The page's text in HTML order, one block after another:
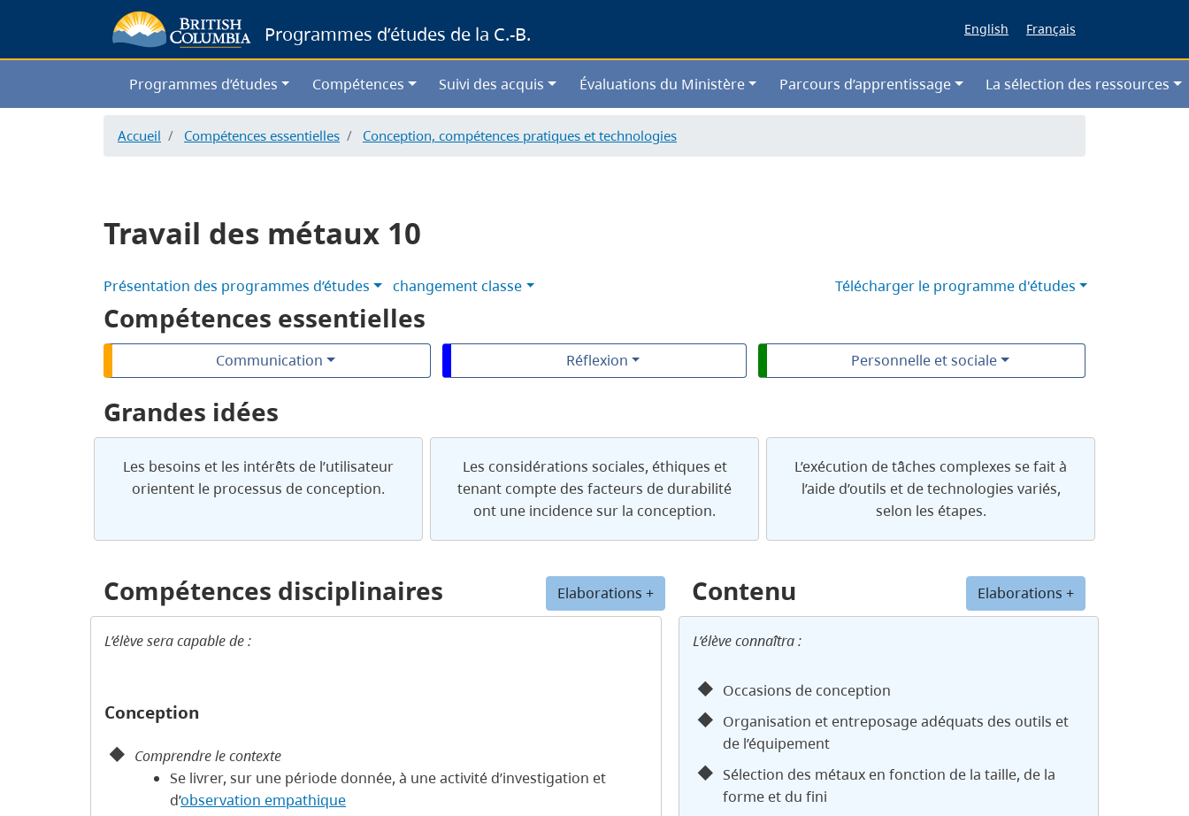
main
content
Programmes d’études de la C.-B. English Français
Programmes d’études Compétences Suivi des acquis Évaluations du Ministère Parcours d’apprentissage La sélection des ressources
Accueil Compétences essentielles Conception, compétences pratiques et technologies
Travail des métaux 10
Télécharger le programme d'études
Présentation des programmes d’études changement classe
Compétences essentielles
Communication Réflexion Personnelle et sociale
Grandes idées
Les besoins et les intérêts de l’utilisateur
orientent le processus de conception.
Les considérations sociales, éthiques et
tenant compte des facteurs de durabilité
ont une incidence sur la conception.
L’exécution de tâches complexes se fait à
l’aide d’outils et de technologies variés,
selon les étapes.
Elaborations +
Contenu
L’élève connaîtra :
Occasions de conception
Organisation et entreposage adéquats des outils et
de l’équipement
Sélection des métaux en fonction de la taille, de la
forme et du fini
Elaborations +
Compétences disciplinaires
L’élève sera capable de :
Conception
Comprendre le contexte
Se livrer, sur une période donnée, à une activité d’investigation et
d’observation empathique